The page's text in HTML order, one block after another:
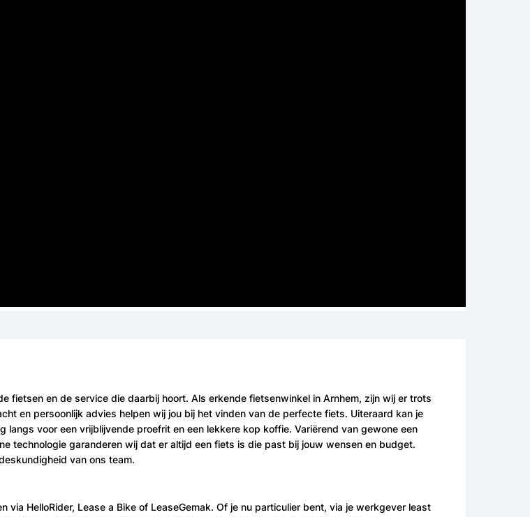
fietsen en de service die daarbij hoort. Als erkende fietsenwinkel in Arnhem, zijn wij er trots
en persoonlijk advies helpen wij jou bij het vinden van de perfecte fiets. Uiteraard kan je
voor een vrijblijvende proefrit en een lekkere kop koffie. Variërend van gewone een
technologie garanderen wij dat er altijd een fiets is die past bij jouw wensen en budget.
van ons team.
HelloRider, Lease a Bike of LeaseGemak. Of je nu particulier bent, via je werkgever least